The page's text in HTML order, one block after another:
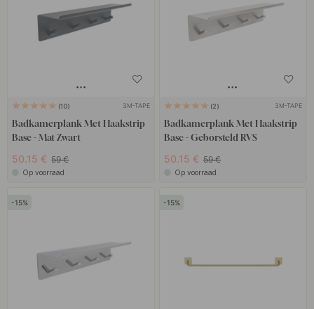
10 3M-TAPE
Badkamerplank Met Haakstrip
Base - Mat Zwart
50.15 € 59 €
Op voorraad
2 3M-TAPE
Badkamerplank Met Haakstrip
Base - Geborsteld RVS
50.15 € 59 €
Op voorraad
15 15